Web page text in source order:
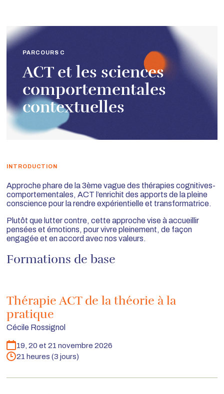
PARCOURS C
ACT et les sciences
comportementales
contextuelles
INTRODUCTION
Approche phare de la 3ème vague des thérapies cognitives-
comportementales, ACT l’enrichit des apports de la pleine
conscience pour la rendre expérientielle et transformatrice.
Plutôt que lutter contre, cette approche vise à accueillir
pensées et émotions, pour vivre pleinement, de façon
engagée et en accord avec nos valeurs.
Formations de base
Thérapie ACT de la théorie à la
pratique
Cécile Rossignol
Dates19, 20 et 21 novembre 2026
Durée21 heures (3 jours)